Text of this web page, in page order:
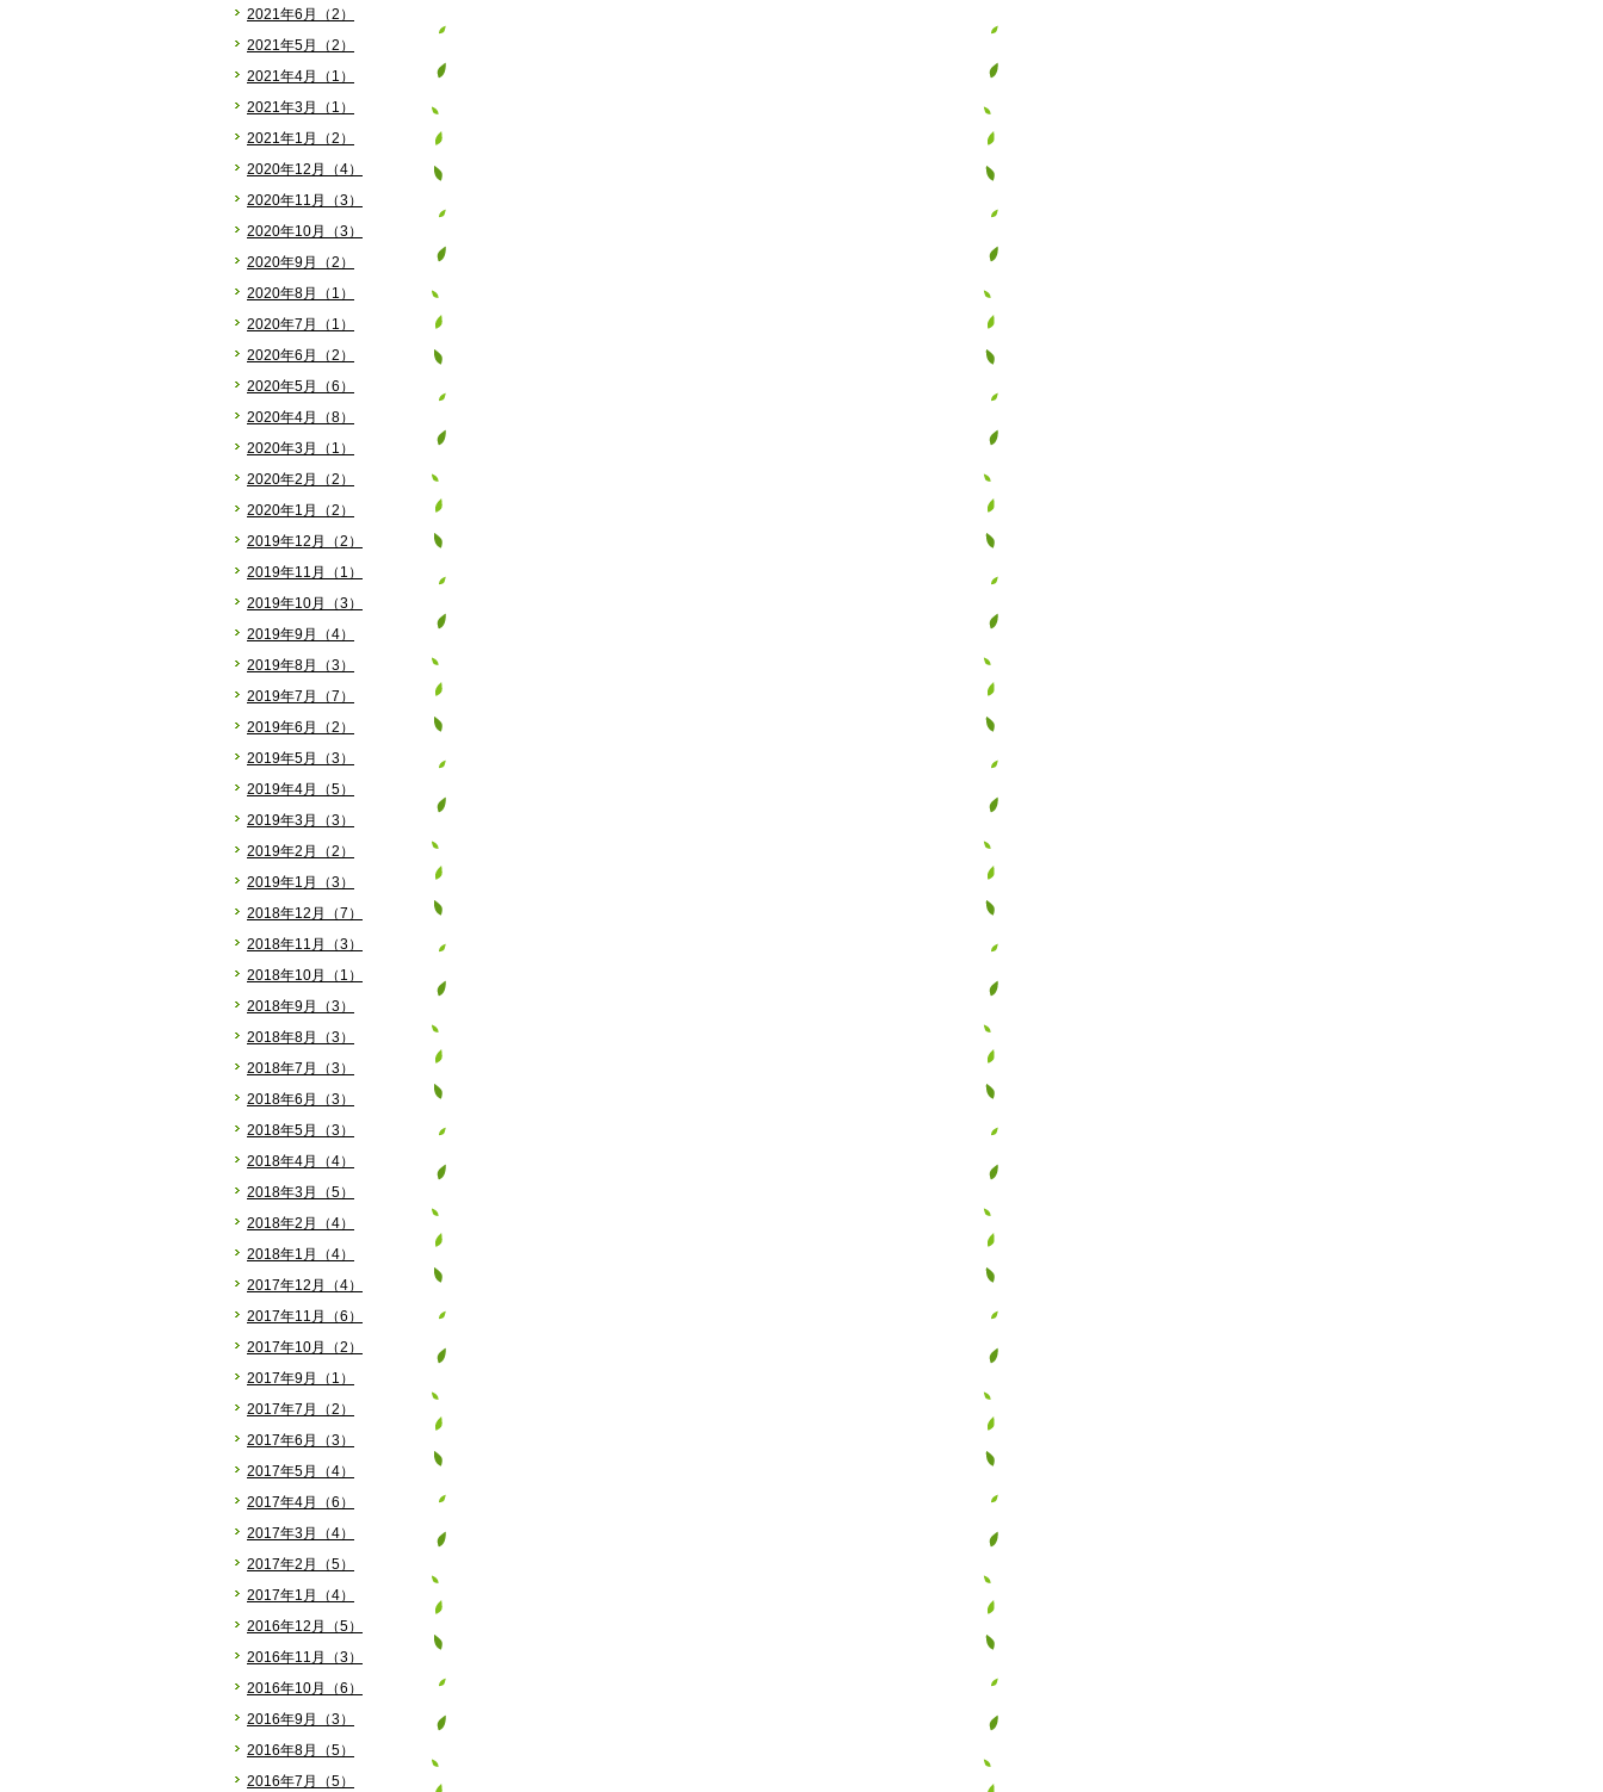
2021年6月（2）
2021年5月（2）
2021年4月（1）
2021年3月（1）
2021年1月（2）
2020年12月（4）
2020年11月（3）
2020年10月（3）
2020年9月（2）
2020年8月（1）
2020年7月（1）
2020年6月（2）
2020年5月（6）
2020年4月（8）
2020年3月（1）
2020年2月（2）
2020年1月（2）
2019年12月（2）
2019年11月（1）
2019年10月（3）
2019年9月（4）
2019年8月（3）
2019年7月（7）
2019年6月（2）
2019年5月（3）
2019年4月（5）
2019年3月（3）
2019年2月（2）
2019年1月（3）
2018年12月（7）
2018年11月（3）
2018年10月（1）
2018年9月（3）
2018年8月（3）
2018年7月（3）
2018年6月（3）
2018年5月（3）
2018年4月（4）
2018年3月（5）
2018年2月（4）
2018年1月（4）
2017年12月（4）
2017年11月（6）
2017年10月（2）
2017年9月（1）
2017年7月（2）
2017年6月（3）
2017年5月（4）
2017年4月（6）
2017年3月（4）
2017年2月（5）
2017年1月（4）
2016年12月（5）
2016年11月（3）
2016年10月（6）
2016年9月（3）
2016年8月（5）
2016年7月（5）